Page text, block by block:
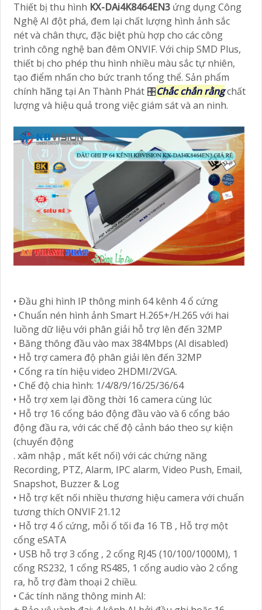
Thiết bị thu hình KX-DAi4K8464EN3 ứng dụng Công
Nghệ AI đột phá, đem lại chất lượng hình ảnh sắc
nét và chân thực, đặc biệt phù hợp cho các công
trình công nghệ ban đêm ONVIF. Với chip SMD Plus,
thiết bị cho phép thu hình nhiều màu sắc tự nhiên,
tạo điểm nhấn cho bức tranh tổng thể. Sản phẩm
chính hãng tại An Thành Phát 🎛Chắc chắn rằngchất
lượng và hiệu quả trong việc giám sát và an ninh.
• Đầu ghi hình IP thông minh 64 kênh 4 ổ cứng
• Chuẩn nén hình ảnh Smart H.265+/H.265 với hai
luồng dữ liệu với phân giải hỗ trợ lên đến 32MP
• Băng thông đầu vào max 384Mbps (AI disabled)
• Hỗ trợ camera độ phân giải lên đến 32MP
• Cổng ra tín hiệu video 2HDMI/2VGA.
• Chế độ chia hình: 1/4/8/9/16/25/36/64
• Hỗ trợ xem lại đồng thời 16 camera cùng lúc
• Hỗ trợ 16 cổng báo động đầu vào và 6 cổng báo
động đầu ra, với các chế độ cảnh báo theo sự kiện
(chuyển động
. xâm nhập , mất kết nối) với các chứng năng
Recording, PTZ, Alarm, IPC alarm, Video Push, Email,
Snapshot, Buzzer & Log
• Hỗ trợ kết nối nhiều thương hiệu camera với chuẩn
tương thích ONVIF 21.12
• Hỗ trợ 4 ổ cứng, mỗi ổ tối đa 16 TB , Hỗ trợ một
cổng eSATA
• USB hỗ trợ 3 cổng , 2 cổng RJ45 (10/100/1000M), 1
cổng RS232, 1 cổng RS485, 1 cổng audio vào 2 cổng
ra, hỗ trợ đàm thoại 2 chiều.
• Các tính năng thông minh AI: